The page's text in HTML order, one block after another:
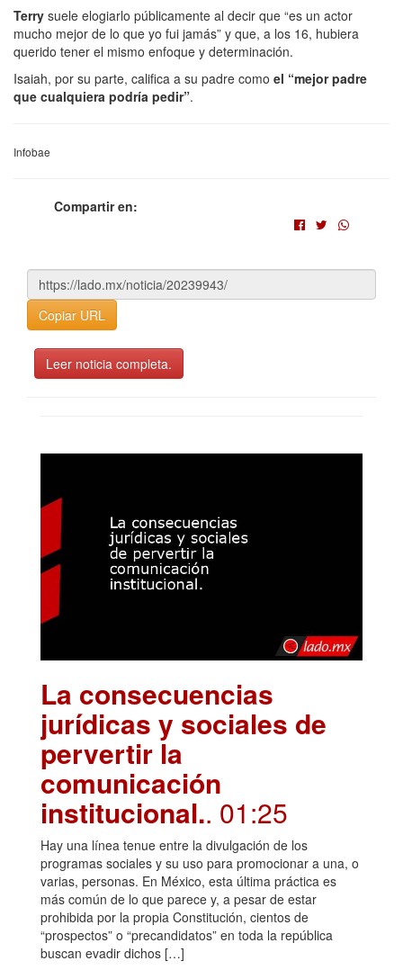
Terry suele elogiarlo públicamente al decir que “es un actor
mucho mejor de lo que yo fui jamás” y que, a los 16, hubiera
querido tener el mismo enfoque y determinación.
Isaiah, por su parte, califica a su padre como el “mejor padre
que cualquiera podría pedir”.
Infobae
Compartir en:
Copiar URL
Leer noticia completa.
La consecuencias
jurídicas y sociales de
pervertir la
comunicación
institucional.. 01:25
Hay una línea tenue entre la divulgación de los
programas sociales y su uso para promocionar a una, o
varias, personas. En México, esta última práctica es
más común de lo que parece y, a pesar de estar
prohibida por la propia Constitución, cientos de
“prospectos” o “precandidatos” en toda la república
buscan evadir dichos […]